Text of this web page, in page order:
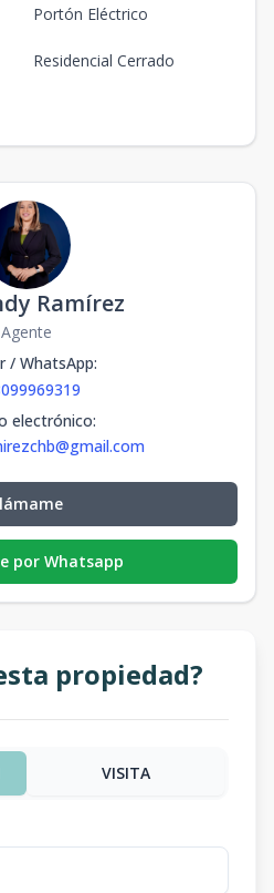
Portón Eléctrico
Residencial Cerrado
Ramírez
Agente
/ WhatsApp:
electrónico:
por Whatsapp
propiedad?
VISITA